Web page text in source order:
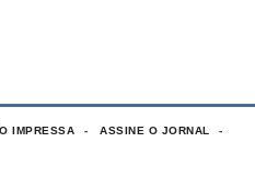
IMPRESSA ASSINE O JORNAL